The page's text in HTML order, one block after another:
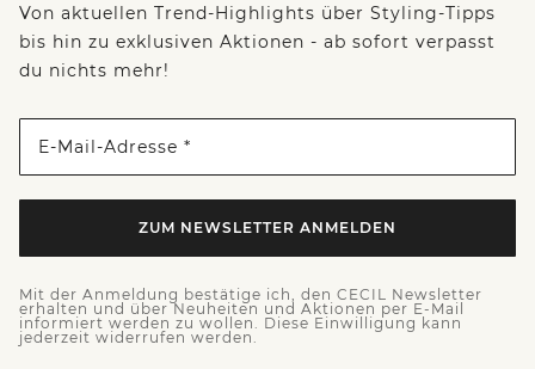
Von aktuellen Trend-Highlights über Styling-Tipps
bis hin zu exklusiven Aktionen - ab sofort verpasst
du nichts mehr!
E-Mail-Adresse *
ZUM NEWSLETTER ANMELDEN
Mit der Anmeldung bestätige ich, den CECIL Newsletter
erhalten und über Neuheiten und Aktionen per E-Mail
informiert werden zu wollen. Diese Einwilligung kann
jederzeit widerrufen werden.